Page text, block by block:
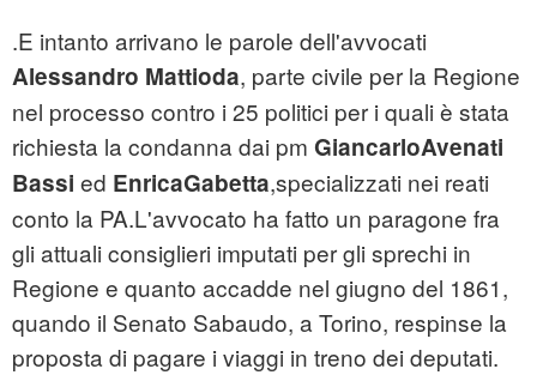
.E intanto arrivano le parole dell'avvocati
Alessandro Mattioda, parte civile per la Regione
nel processo contro i 25 politici per i quali è stata
richiesta la condanna dai pm GiancarloAvenati
Bassi ed EnricaGabetta,specializzati nei reati
conto la PA.L'avvocato ha fatto un paragone fra
gli attuali consiglieri imputati per gli sprechi in
Regione e quanto accadde nel giugno del 1861,
quando il Senato Sabaudo, a Torino, respinse la
proposta di pagare i viaggi in treno dei deputati.